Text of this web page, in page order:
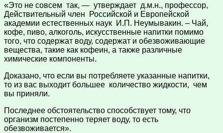
«Это не совсем так, — утверждает д.м.н., профессор,
Действительный член Российской и Европейской
академии естественных наук И.П. Неумывакин. – Чай,
кофе, пиво, алкоголь, искусственные напитки помимо
того, что содержат воду, содержат и обезвоживающие
вещества, такие как кофеин, а также различные
химические компоненты.
Доказано, что если вы потребляете указанные напитки,
то из вас выходит большее количество жидкости, чем
вы приняли.
Последнее обстоятельство способствует тому, что
организм постепенно теряет воду, то есть
обезвоживается».